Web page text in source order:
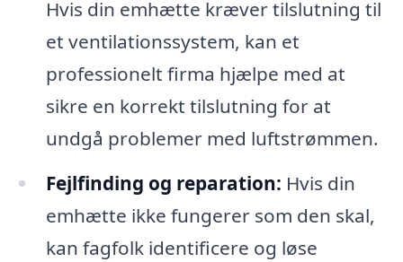
Hvis din emhætte kræver tilslutning til
et ventilationssystem, kan et
professionelt firma hjælpe med at
sikre en korrekt tilslutning for at
undgå problemer med luftstrømmen.
Fejlfinding og reparation: Hvis din
emhætte ikke fungerer som den skal,
kan fagfolk identificere og løse